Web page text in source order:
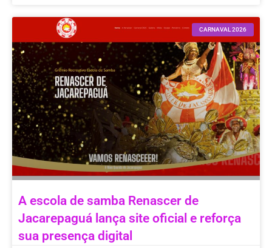
CARNAVAL 2026
A escola de samba Renascer de
Jacarepaguá lança site oficial e reforça
sua presença digital